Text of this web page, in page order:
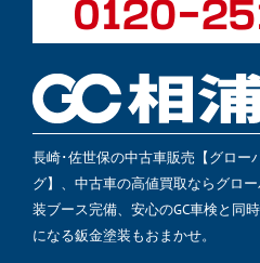
長崎･佐世保の中古車販売【グロー
グ】、中古車の高値買取ならグロ
装ブース完備、安心のGC車検と同
になる鈑金塗装もおまかせ。